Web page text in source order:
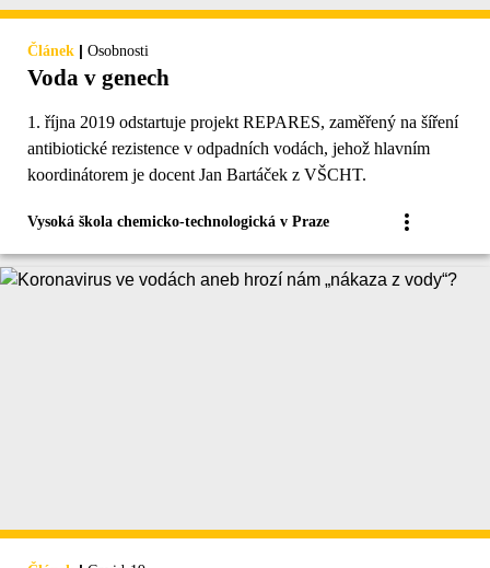
Článek | Osobnosti
Voda v genech
1. října 2019 odstartuje projekt REPARES, zaměřený na šíření
antibiotické rezistence v odpadních vodách, jehož hlavním
koordinátorem je docent Jan Bartáček z VŠCHT.
Vysoká škola chemicko-technologická v Praze